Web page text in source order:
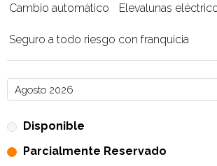
Cambio automático Elevalunas
Seguro a todo riesgo con franquicia
Disponible
Parcialmente Reservado